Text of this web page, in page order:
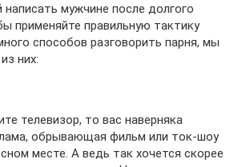
написать мужчине после долгого
применяйте правильную тактику
способов разговорить парня, мы
них:
телевизор, то вас наверняка
обрывающая фильм или ток-шоу
месте. А ведь так хочется скорее